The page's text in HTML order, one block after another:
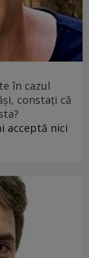
în cazul
constați că
acceptă nici